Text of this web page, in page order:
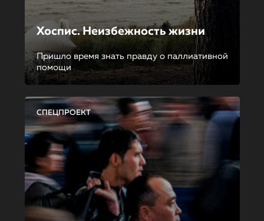
Хоспис. Неизбежность жизни
Пришло время знать правду о паллиативной
помощи
СПЕЦПРОЕКТ